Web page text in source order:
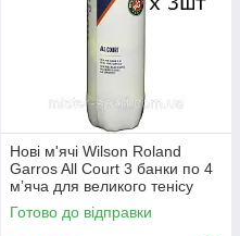
Нові м'ячі Wilson Roland
Garros All Court 3 банки по 4
мʼяча для великого тенісу
Готово до відправки